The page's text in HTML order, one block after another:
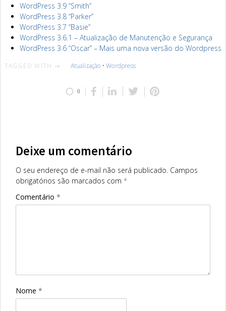
WordPress 3.9 “Smith”
WordPress 3.8 “Parker”
WordPress 3.7 “Basie”
WordPress 3.6.1 – Atualização de Manutenção e Segurança
WordPress 3.6 “Oscar” – Mais uma nova versão do Wordpress
TAGGED WITH → Atualização • Wordpress
0
Deixe um comentário
O seu endereço de e-mail não será publicado. Campos
obrigatórios são marcados com *
Comentário *
Nome *